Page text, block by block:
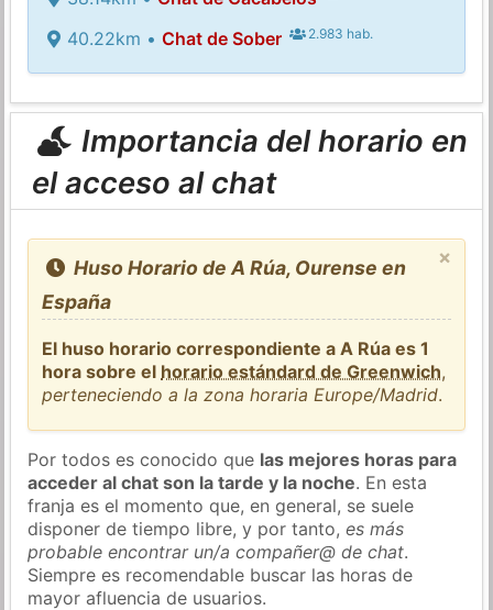
40.22km • Chat de Sober 2.983 hab.
Importancia del horario en
el acceso al chat
×
Huso Horario de A Rúa, Ourense en
España
El huso horario correspondiente a A Rúa es 1
hora sobre el horario estándard de Greenwich,
perteneciendo a la zona horaria Europe/Madrid.
Por todos es conocido que las mejores horas para
acceder al chat son la tarde y la noche. En esta
franja es el momento que, en general, se suele
disponer de tiempo libre, y por tanto,es más
probable encontrar un/a compañer@ de chat.
Siempre es recomendable buscar las horas de
mayor afluencia de usuarios.